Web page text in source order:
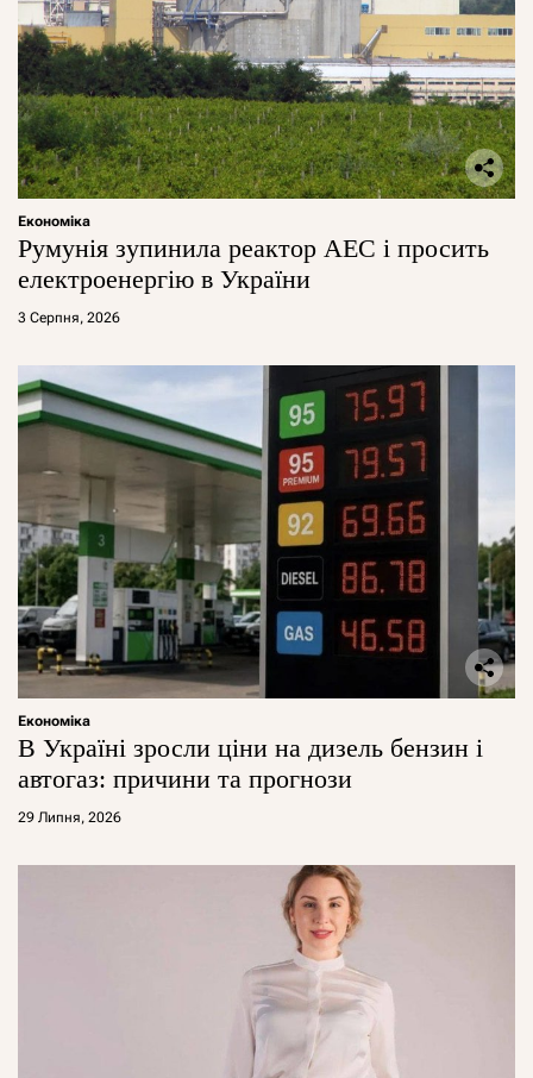
Економіка
Румунія зупинила реактор АЕС і просить
електроенергію в України
3 Серпня, 2026
Економіка
В Україні зросли ціни на дизель бензин і
автогаз: причини та прогнози
29 Липня, 2026